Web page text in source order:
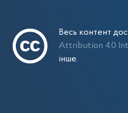
Весь контент
Attribution 4.0
інше.